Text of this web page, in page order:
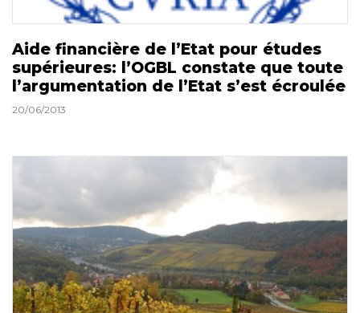
Aide financière de l’Etat pour études
supérieures: l’OGBL constate que toute
l’argumentation de l’Etat s’est écroulée
20/06/2013